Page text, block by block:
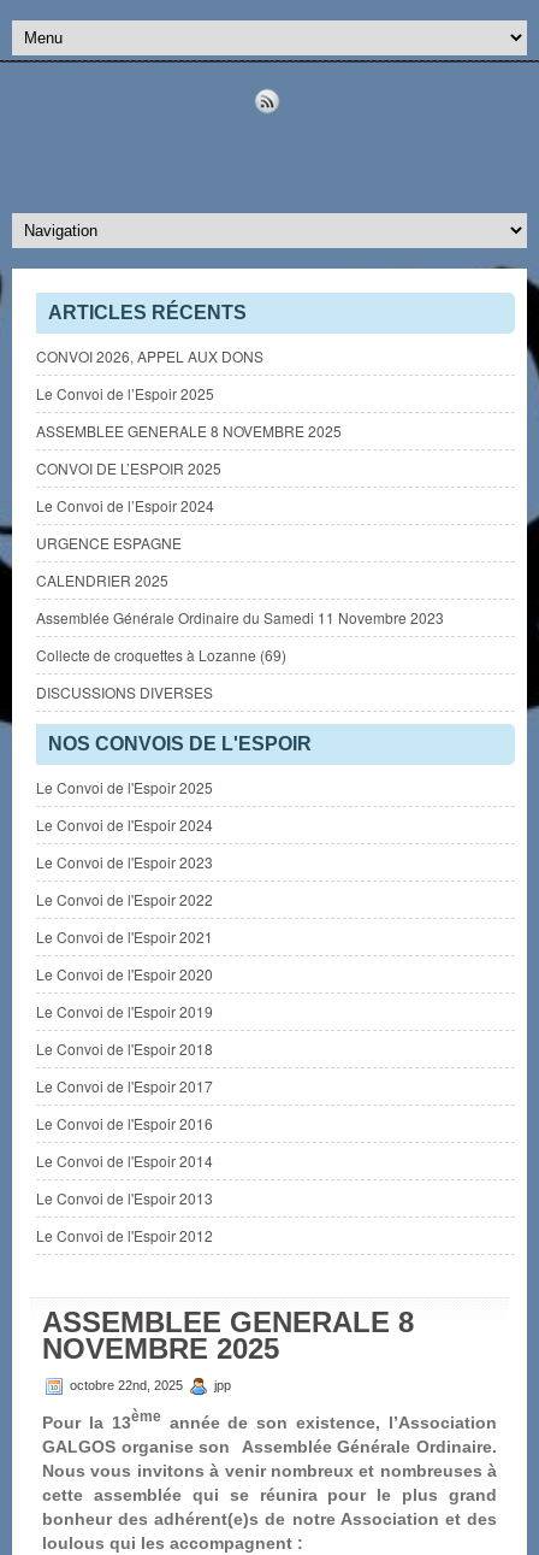
ARTICLES RÉCENTS
CONVOI 2026, APPEL AUX DONS
Le Convoi de l’Espoir 2025
ASSEMBLEE GENERALE 8 NOVEMBRE 2025
CONVOI DE L’ESPOIR 2025
Le Convoi de l’Espoir 2024
URGENCE ESPAGNE
CALENDRIER 2025
Assemblée Générale Ordinaire du Samedi 11 Novembre 2023
Collecte de croquettes à Lozanne (69)
DISCUSSIONS DIVERSES
NOS CONVOIS DE L'ESPOIR
Le Convoi de l'Espoir 2025
Le Convoi de l'Espoir 2024
Le Convoi de l'Espoir 2023
Le Convoi de l'Espoir 2022
Le Convoi de l'Espoir 2021
Le Convoi de l'Espoir 2020
Le Convoi de l'Espoir 2019
Le Convoi de l'Espoir 2018
Le Convoi de l'Espoir 2017
Le Convoi de l'Espoir 2016
Le Convoi de l'Espoir 2014
Le Convoi de l'Espoir 2013
Le Convoi de l'Espoir 2012
ASSEMBLEE GENERALE 8
NOVEMBRE 2025
octobre 22nd, 2025 jpp
Pour la 13èmeannée de son existence, l’Association
GALGOS organise son Assemblée Générale Ordinaire.
Nous vous invitons à venir nombreux et nombreuses à
cette assemblée qui se réunira pour le plus grand
bonheur des adhérent(e)s de notre Association et des
loulous qui les accompagnent :